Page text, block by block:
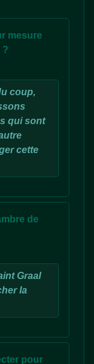
mesure
?
coup,
qui sont
cette
de
Graal
la
pour